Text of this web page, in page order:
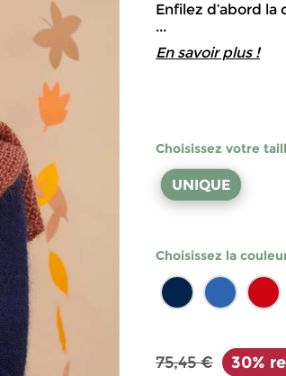
Enfilez d’abord
...
En savoir plus !
Choisissez votre
UNIQUE
Choisissez la
75,45 € 30%